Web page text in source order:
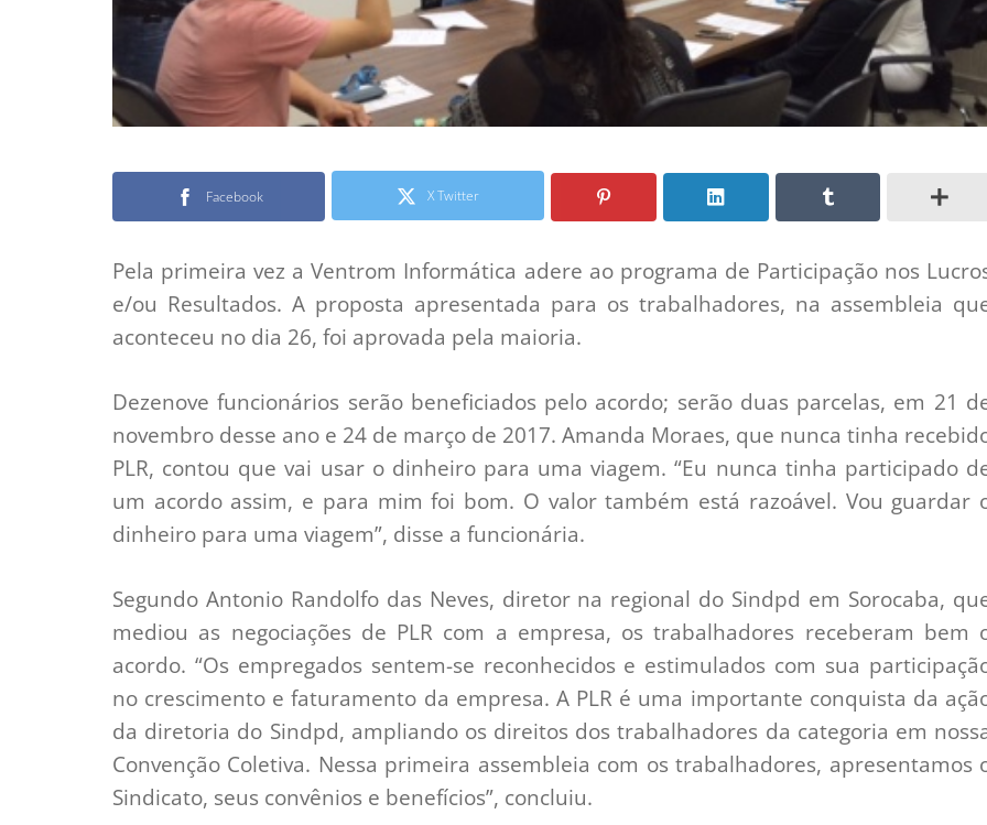
Facebook X Twitter
Pela primeira vez a Ventrom Informática adere ao programa de Participação nos
e/ou Resultados. A proposta apresentada para os trabalhadores, na assembleia
aconteceu no dia 26, foi aprovada pela maioria.
Dezenove funcionários serão beneficiados pelo acordo; serão duas parcelas, em 21
novembro desse ano e 24 de março de 2017. Amanda Moraes, que nunca tinha
PLR, contou que vai usar o dinheiro para uma viagem. “Eu nunca tinha participado
um acordo assim, e para mim foi bom. O valor também está razoável. Vou guardar
dinheiro para uma viagem”, disse a funcionária.
Segundo Antonio Randolfo das Neves, diretor na regional do Sindpd em Sorocaba,
mediou as negociações de PLR com a empresa, os trabalhadores receberam bem
acordo. “Os empregados sentem-se reconhecidos e estimulados com sua
no crescimento e faturamento da empresa. A PLR é uma importante conquista da
da diretoria do Sindpd, ampliando os direitos dos trabalhadores da categoria em
Convenção Coletiva. Nessa primeira assembleia com os trabalhadores, apresentamos
Sindicato, seus convênios e benefícios”, concluiu.